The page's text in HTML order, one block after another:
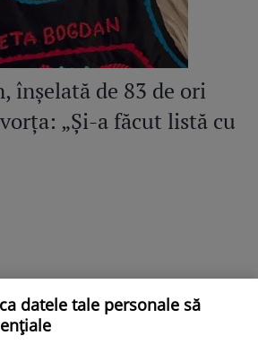
înșelată de 83 de ori
„Și-a făcut listă cu
datele tale personale să